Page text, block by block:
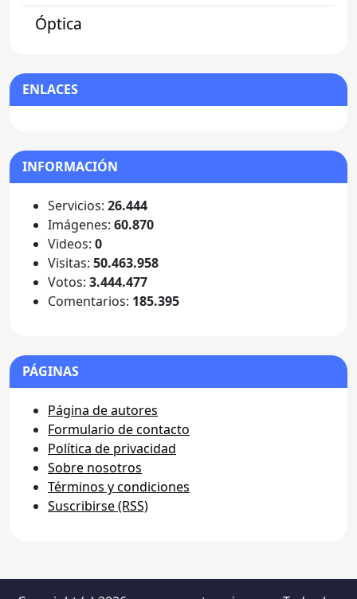
Óptica
ENLACES
INFORMACIÓN
Servicios: 26.444
Imágenes: 60.870
Videos: 0
Visitas: 50.463.958
Votos: 3.444.477
Comentarios: 185.395
PÁGINAS
Página de autores
Formulario de contacto
Política de privacidad
Sobre nosotros
Términos y condiciones
Suscribirse (RSS)